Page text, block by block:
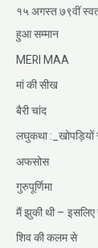
१५ अगस्त ७९वीं
हुआ सम्मान
MERI MAA
मां की सीख
बैरी चांद
लघुकथा
अफसोस
गुरुपूर्णिमा
मैं झुकी थी –
शिव की कलम से